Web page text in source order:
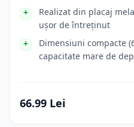
Realizat din placaj
ușor de întreținut
Dimensiuni compacte
capacitate mare de
66.99 Lei